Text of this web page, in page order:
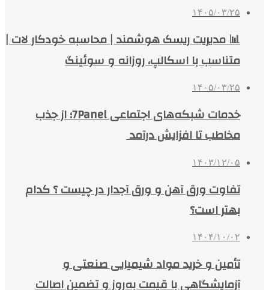
۱۴۰۵/۰۳/۲۵
📊 مدیریت ریسک هوشمند | محاسبه خودکار لات |
متناسب با اسکالپ، روزانه و سوئینگ
۱۴۰۵/۰۳/۲۵
خدمات شبکه‌های اجتماعی 7Panel؛ از جذب
مخاطب تا افزایش درآمد
۱۴۰۳/۱۲/۰۵
تفاوت ورق آهن و ورق آجدار در چیست ؟ کدام
بهتر است؟
۱۴۰۴/۱۰/۰۲
تأمین و خرید مواد شیمیایی صنعتی و
آزمایشگاهی با قیمت به‌روز و تضمین اصالت